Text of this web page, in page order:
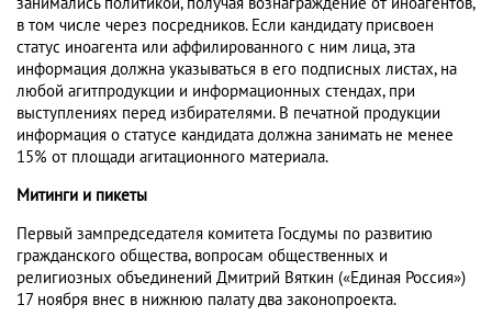
в том числе через посредников. Если кандидату присвоен
статус иноагента или аффилированного с ним лица, эта
информация должна указываться в его подписных листах, на
любой агитпродукции и информационных стендах, при
выступлениях перед избирателями. В печатной продукции
информация о статусе кандидата должна занимать не менее
15% от площади агитационного материала.
Митинги и пикеты
Первый зампредседателя комитета Госдумы по развитию
гражданского общества, вопросам общественных и
религиозных объединений Дмитрий Вяткин («Единая Россия»)
17 ноября внес в нижнюю палату два законопроекта.